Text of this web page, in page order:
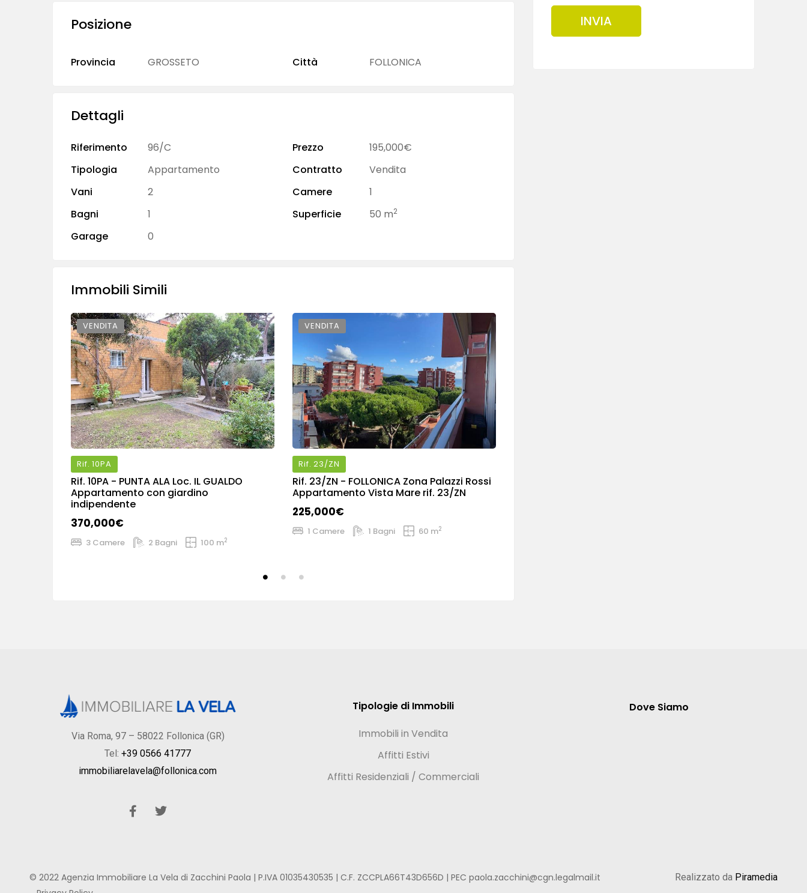
Posizione
Provincia GROSSETO Città FOLLONICA
Dettagli
Riferimento 96/C Prezzo
195,000€
Tipologia
Appartamento Contratto
Vendita
Vani
2 Camere
1
Bagni
1 Superficie 50 m2
Garage 0
Immobili Simili
VENDITA
Rif.10PA
Rif. 10PA - PUNTA ALA Loc. IL GUALDO
Appartamento con giardino
indipendente
370,000€
3 Camere 2 Bagni 100 m2
VENDITA
Rif.23/ZN
Rif. 23/ZN - FOLLONICA Zona Palazzi Rossi
Appartamento Vista Mare rif. 23/ZN
225,000€
1 Camere 1 Bagni 60 m2
Via Roma, 97 – 58022 Follonica (GR)
Tel:+39 0566 41777
immobiliarelavela@follonica.com
Tipologie di Immobili
Immobili in Vendita
Affitti Estivi
Affitti Residenziali / Commerciali
Dove Siamo
© 2022 Agenzia Immobiliare La Vela di Zacchini Paola | P.IVA 01035430535 | C.F. ZCCPLA66T43D656D | PEC paola.zacchini@cgn.legalmail.it
Realizzato da Piramedia